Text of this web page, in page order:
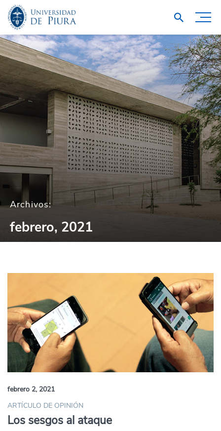
Archivos:
febrero, 2021
febrero 2, 2021
ARTÍCULO DE OPINIÓN
Los sesgos al ataque